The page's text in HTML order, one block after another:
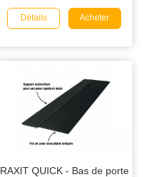
Détails Acheter
RAXIT QUICK - Bas de porte